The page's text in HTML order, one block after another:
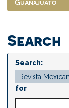
Guanajuato
Search
Search:
for